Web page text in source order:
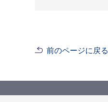
前のページに戻る